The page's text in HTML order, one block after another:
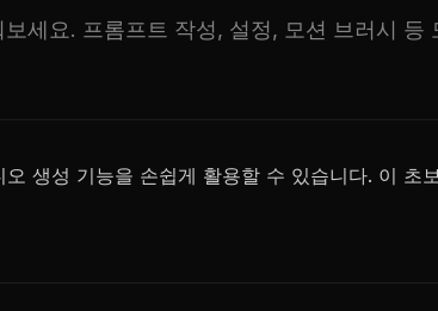
세요. 프롬프트 작성, 설정, 모션 브러시 등
생성 기능을 손쉽게 활용할 수 있습니다. 이 초